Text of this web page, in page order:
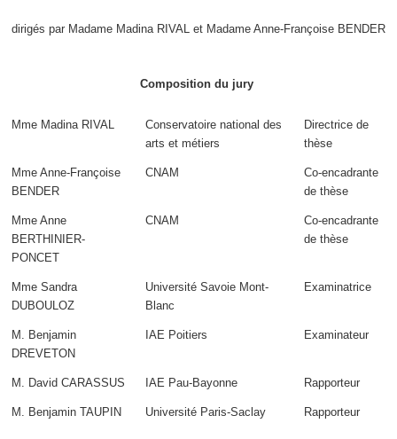
dirigés par Madame Madina RIVAL et Madame Anne-Françoise BENDER
Composition du jury
Mme Madina RIVAL
Conservatoire national des
arts et métiers
Directrice de
thèse
Mme Anne-Françoise
BENDER
CNAM
Co-encadrante
de thèse
Mme Anne
BERTHINIER-
PONCET
CNAM
Co-encadrante
de thèse
Mme Sandra
DUBOULOZ
Université Savoie Mont-
Blanc
Examinatrice
M. Benjamin
DREVETON
IAE Poitiers Examinateur
M. David CARASSUS IAE Pau-Bayonne Rapporteur
M. Benjamin TAUPIN Université Paris-Saclay Rapporteur